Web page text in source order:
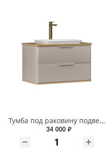
Тумба под раковину подвесная EQUIL Десерт 80.2Я/Desert 80.2Y с ручками в цвет амарок tpDSRT80.2Y-25R амарок/дуб
34 000 ₽